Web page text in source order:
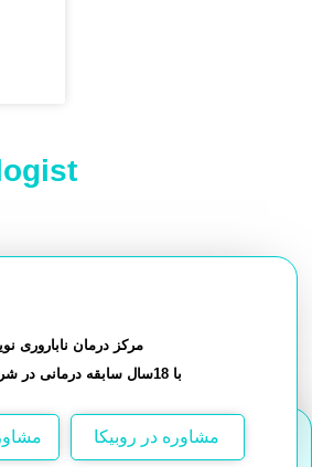
مرکز درمان ناباروری
با 18سال سابقه درمانی در شرق کشور
مشاوره در روبیکا